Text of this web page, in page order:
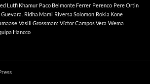
Lutfi Khamur Paco Belmonte Ferrer Perenco Pere Ortin
Ridha Mami Riversa Solomon Rokia Kone
Vasili Grossman: Víctor Campos Vera Wema
Hancco